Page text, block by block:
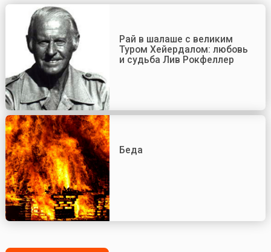
Рай в шалаше с великим
Туром Хейердалом: любовь
и судьба Лив Рокфеллер
Беда